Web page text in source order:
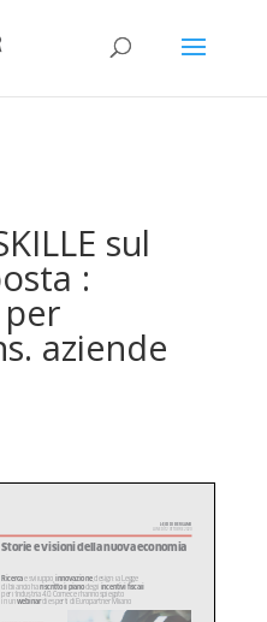
sul
:
per
aziende